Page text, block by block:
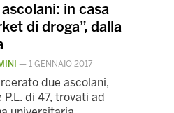
in casa
di droga”, dalla
— 1 GENNAIO 2017
due ascolani,
P.L. di 47, trovati ad